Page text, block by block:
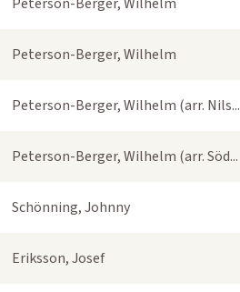
Peterson-Berger, Wilhelm
Peterson-Berger, Wilhelm (arr. Nils...
Peterson-Berger, Wilhelm (arr. Söd...
Schönning, Johnny
Eriksson, Josef